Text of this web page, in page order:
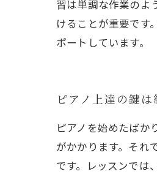
習は単調な作業のよ
けることが重要です
ポートしています。
ピアノ上達の鍵は
ピアノを始めたばか
がかかります。それ
です。レッスンでは